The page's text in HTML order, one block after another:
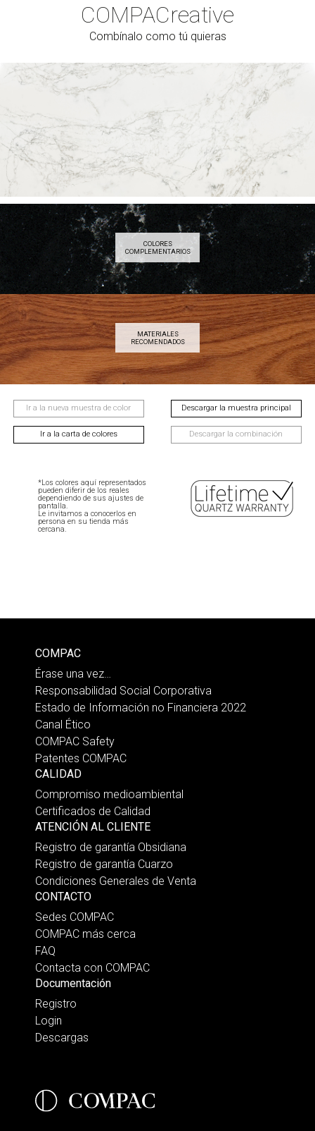
COMPACreative
Combínalo como tú quieras
COLORES
COMPLEMENTARIOS
MATERIALES
RECOMENDADOS
Ir a la nueva muestra de color
Ir a la carta de colores
Descargar la muestra principal
Descargar la combinación
*Los colores aquí representados
pueden diferir de los reales
dependiendo de sus ajustes de
pantalla.
Le invitamos a conocerlos en
persona en su tienda más
cercana.
COMPAC
Érase una vez…
Responsabilidad Social Corporativa
Estado de Información no Financiera 2022
Canal Ético
COMPAC Safety
Patentes COMPAC
CALIDAD
Compromiso medioambiental
Certificados de Calidad
ATENCIÓN AL CLIENTE
Registro de garantía Obsidiana
Registro de garantía Cuarzo
Condiciones Generales de Venta
CONTACTO
Sedes COMPAC
COMPAC más cerca
FAQ
Contacta con COMPAC
Documentación
Registro
Login
Descargas